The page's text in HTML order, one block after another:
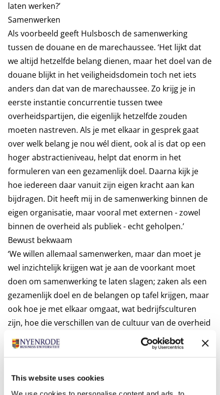
This website uses cookies
laten werken?’
Samenwerken
Als voorbeeld geeft Hulsbosch de samenwerking
tussen de douane en de marechaussee. ‘Het lijkt dat
we altijd hetzelfde belang dienen, maar het doel van de
douane blijkt in het veiligheidsdomein toch net iets
anders dan dat van de marechaussee. Zo krijg je in
eerste instantie concurrentie tussen twee
overheidspartijen, die eigenlijk hetzelfde zouden
moeten nastreven. Als je met elkaar in gesprek gaat
over welk belang je nou wél dient, ook al is dat op een
hoger abstractieniveau, helpt dat enorm in het
formuleren van een gezamenlijk doel. Daarna kijk je
hoe iedereen daar vanuit zijn eigen kracht aan kan
bijdragen. Dit heeft mij in de samenwerking binnen de
eigen organisatie, maar vooral met externen - zowel
binnen de overheid als publiek - echt geholpen.’
Bewust bekwaam
‘We willen allemaal samenwerken, maar dan moet je
wel inzichtelijk krijgen wat je aan de voorkant moet
doen om samenwerking te laten slagen; zaken als een
gezamenlijk doel en de belangen op tafel krijgen, maar
ook hoe je met elkaar omgaat, wat bedrijfsculturen
zijn, hoe die verschillen van de cultuur van de overheid
en wat voor rol dat speelt in samenwerking. Eerder
deed ik dit intuïtief, maar nu kan ik veel nadrukkelijker
onbewust bekwaam naar bewust bekwaam gegaan.’
Belangen